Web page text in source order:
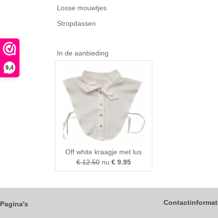
9,4
Losse mouwtjes
Stropdassen
In de aanbieding
Off white kraagje met lus
€ 12.50nu € 9.95
Pagina's